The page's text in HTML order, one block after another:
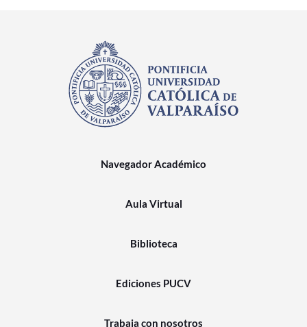
Navegador Académico
Aula Virtual
Biblioteca
Ediciones PUCV
Trabaja con nosotros